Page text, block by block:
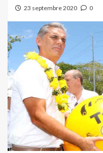
23 septembre 2020 0